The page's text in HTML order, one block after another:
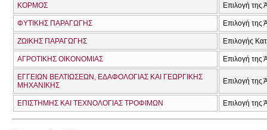
ΚΟΡΜΟΣ
Επιλογή της
ΦΥΤΙΚΗΣ ΠΑΡΑΓΩΓΗΣ Επιλογή της
ΖΩΙΚΗΣ ΠΑΡΑΓΩΓΗΣ Επιλογής
ΑΓΡΟΤΙΚΗΣ ΟΙΚΟΝΟΜΙΑΣ Επιλογή της
ΕΓΓΕΙΩΝ ΒΕΛΤΙΩΣΕΩΝ, ΕΔΑΦΟΛΟΓΙΑΣ ΚΑΙ ΓΕΩΡΓΙΚΗΣ
ΜΗΧΑΝΙΚΗΣ
Επιλογή της
ΕΠΙΣΤΗΜΗΣ ΚΑΙ ΤΕΧΝΟΛΟΓΙΑΣ ΤΡΟΦΙΜΩΝ Επιλογή της